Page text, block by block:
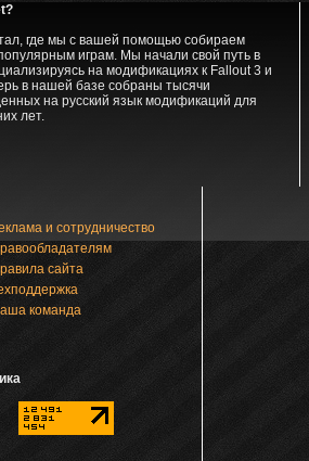
где мы с вашей помощью собираем
играм. Мы начали свой путь в
на модификациях к Fallout 3 и
в нашей базе собраны тысячи
на русский язык модификаций для
лет.
и сотрудничество
сайта
команда